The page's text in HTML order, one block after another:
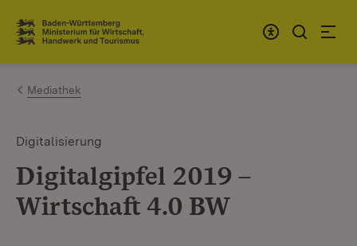
Zum Inhalt springen
Link zur Startseite
Mediathek
Digitalisierung
Digitalgipfel 2019 –
Wirtschaft 4.0 BW